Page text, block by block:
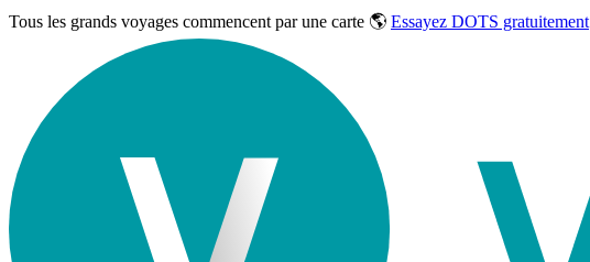
Tous les grands voyages commencent par une carte 🌎 Essayez DOTS gratuitement